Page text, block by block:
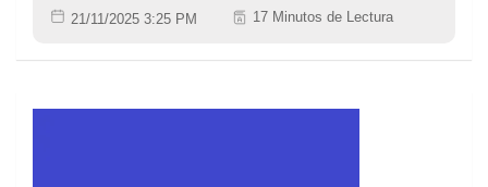
21/11/2025 3:25 PM 17 Minutos de Lectura